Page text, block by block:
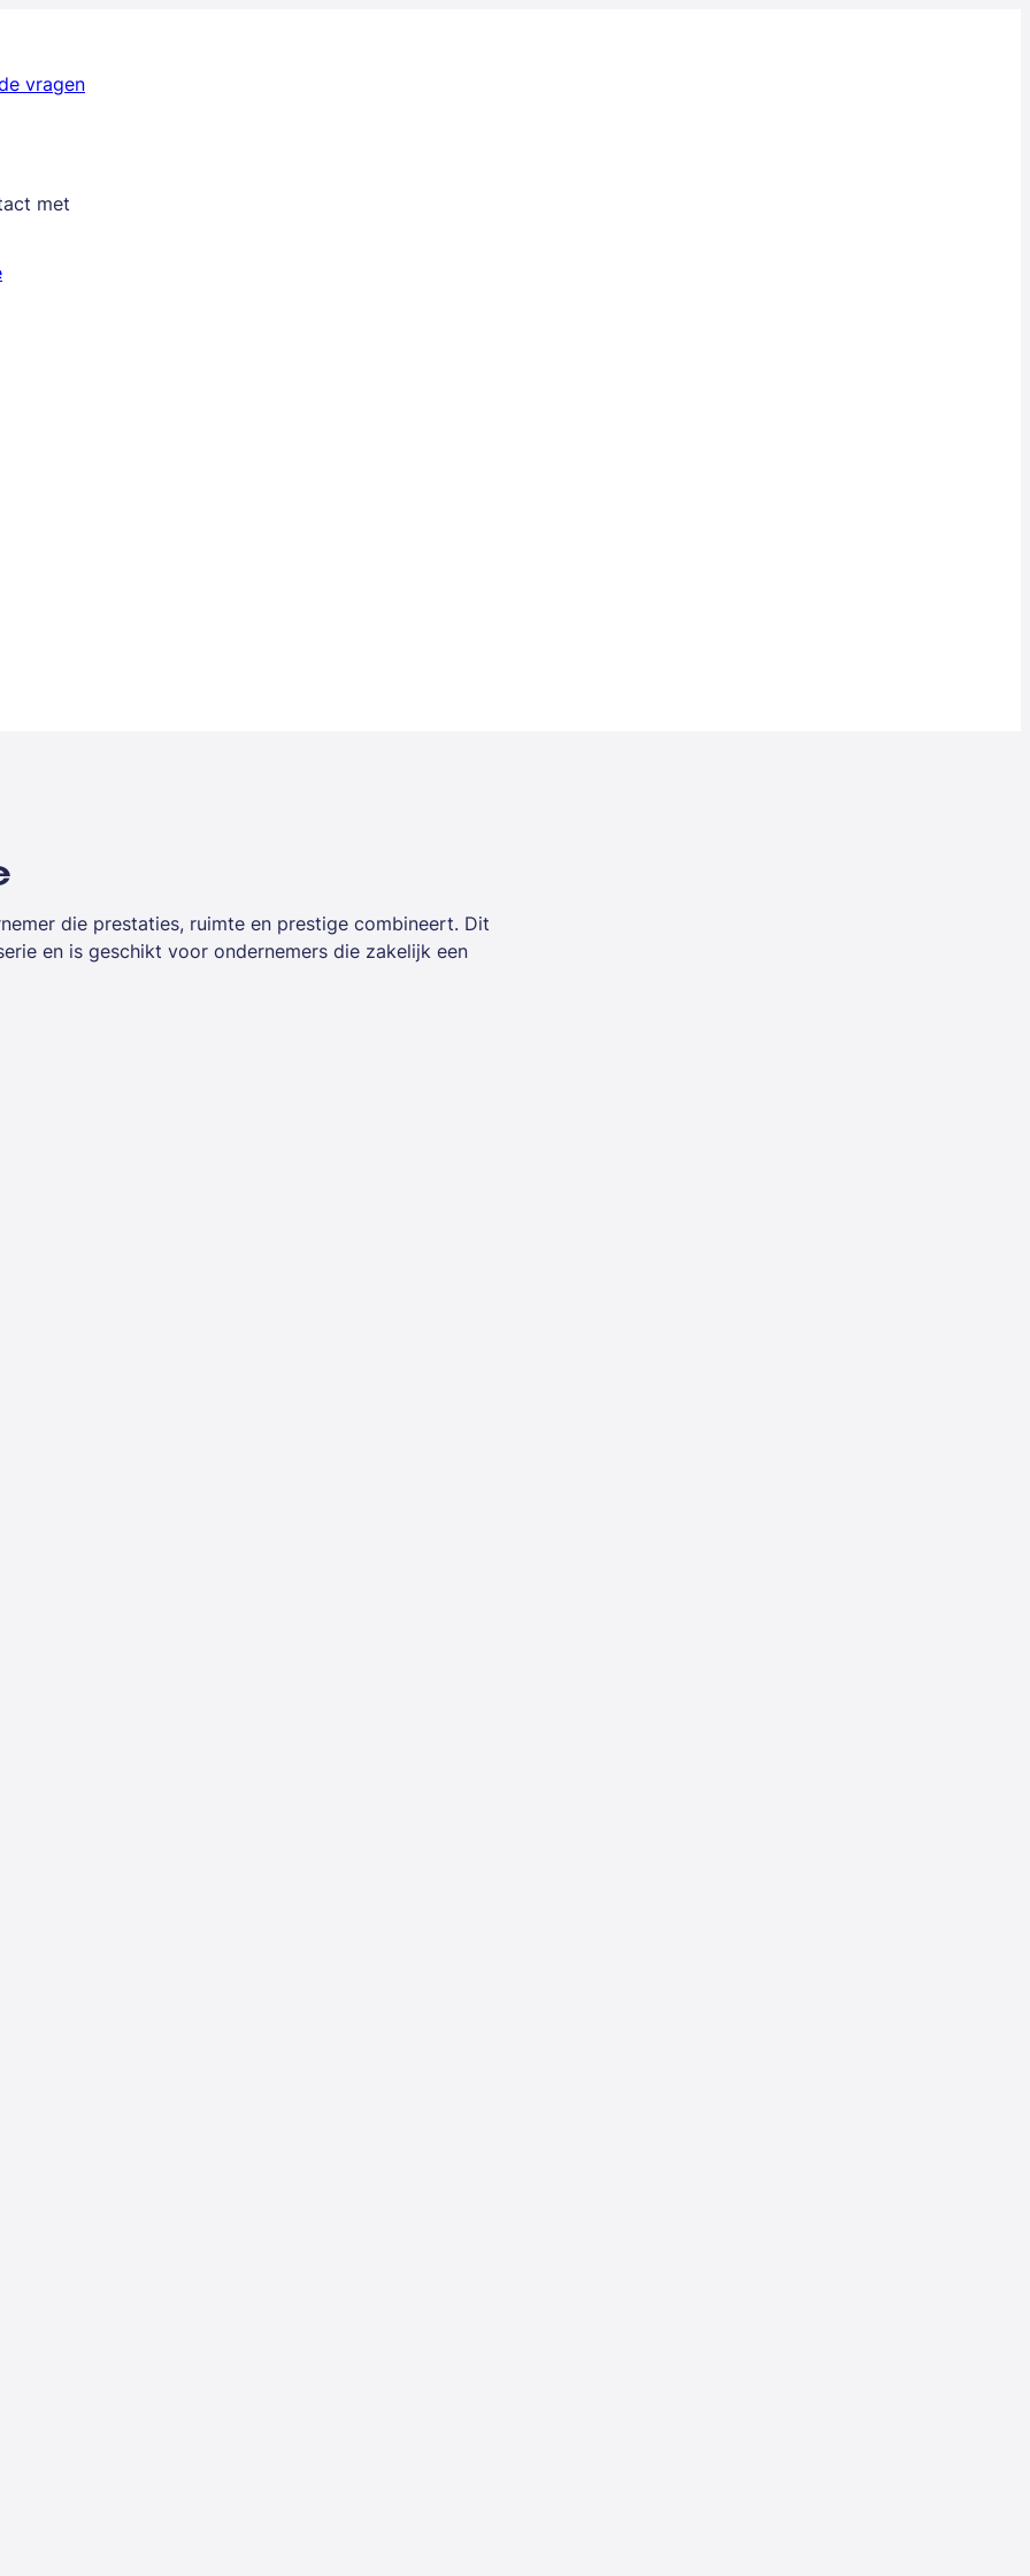
vragen
met
die prestaties, ruimte en prestige combineert. Dit
en is geschikt voor ondernemers die zakelijk een
laadvermogen. Met financial lease spreid je de
eigenaar.